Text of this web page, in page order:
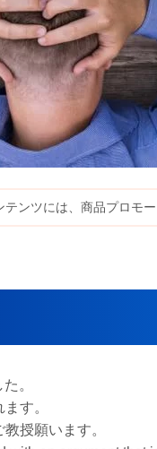
テンツには、商品プロモ
。
す。
授願います。